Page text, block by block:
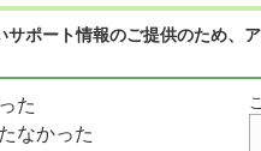
サポート情報のご提供のため
た
なかった